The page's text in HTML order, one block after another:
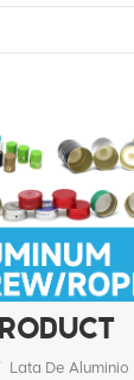
Lata De Aluminio